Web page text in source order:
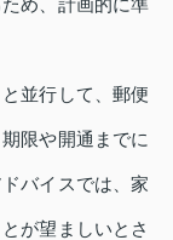
並行して、郵便
限や開通までに
バイスでは、家
が望ましいとさ